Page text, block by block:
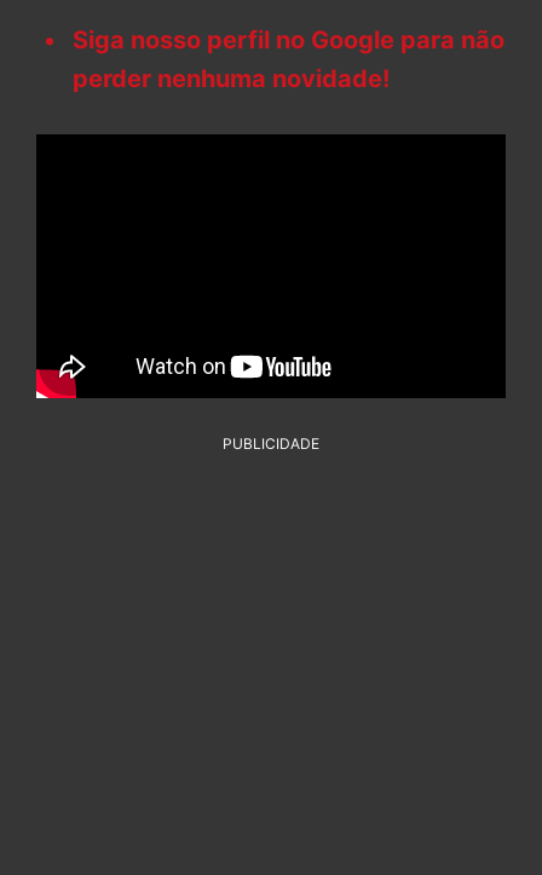
Siga nosso perfil no Google para não
perder nenhuma novidade!
PUBLICIDADE